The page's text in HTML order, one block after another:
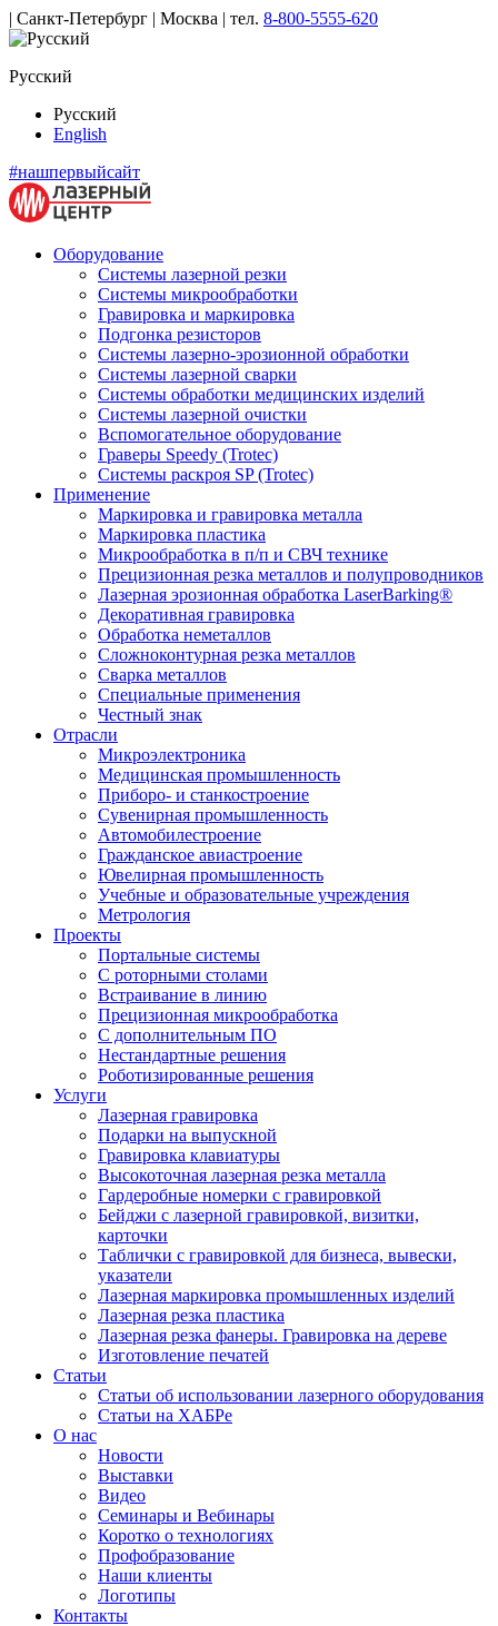
| Санкт-Петербург | Москва | тел. 8-800-5555-620
Русский
Русский
English
#нашпервыйсайт
Оборудование
Системы лазерной резки
Системы микрообработки
Гравировка и маркировка
Подгонка резисторов
Системы лазерно-эрозионной обработки
Системы лазерной сварки
Системы обработки медицинских изделий
Системы лазерной очистки
Вспомогательное оборудование
Граверы Speedy (Trotec)
Системы раскроя SP (Trotec)
Применение
Маркировка и гравировка металла
Маркировка пластика
Микрообработка в п/п и СВЧ технике
Прецизионная резка металлов и полупроводников
Лазерная эрозионная обработка LaserBarking®
Декоративная гравировка
Обработка неметаллов
Сложноконтурная резка металлов
Сварка металлов
Специальные применения
Честный знак
Отрасли
Микроэлектроника
Медицинская промышленность
Приборо- и станкостроение
Сувенирная промышленность
Автомобилестроение
Гражданское авиастроение
Ювелирная промышленность
Учебные и образовательные учреждения
Метрология
Проекты
Портальные системы
С роторными столами
Встраивание в линию
Прецизионная микрообработка
С дополнительным ПО
Нестандартные решения
Роботизированные решения
Услуги
Лазерная гравировка
Подарки на выпускной
Гравировка клавиатуры
Высокоточная лазерная резка металла
Гардеробные номерки с гравировкой
Бейджи с лазерной гравировкой, визитки,
карточки
Таблички с гравировкой для бизнеса, вывески,
указатели
Лазерная маркировка промышленных изделий
Лазерная резка пластика
Лазерная резка фанеры. Гравировка на дереве
Изготовление печатей
Статьи
Статьи об использовании лазерного оборудования
Статьи на ХАБРе
О нас
Новости
Выставки
Видео
Семинары и Вебинары
Коротко о технологиях
Профобразование
Наши клиенты
Логотипы
Контакты